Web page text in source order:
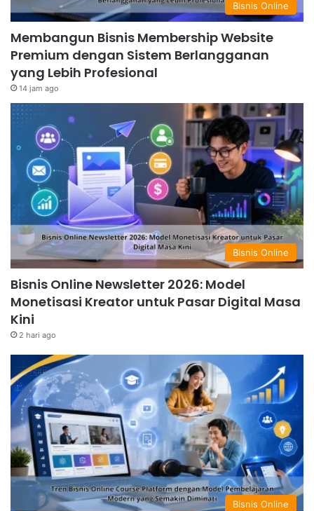
Bisnis Online
Membangun Bisnis Membership Website
Premium dengan Sistem Berlangganan
yang Lebih Profesional
14 jam ago
Bisnis Online
Bisnis Online Newsletter 2026: Model
Monetisasi Kreator untuk Pasar Digital Masa
Kini
2 hari ago
Bisnis Online